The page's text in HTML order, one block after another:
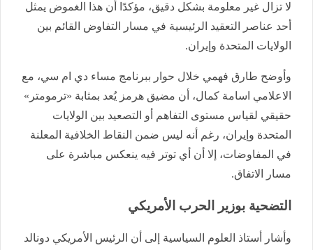
لا تزال غير معلومة بشكل دقيق، مؤكدًا أن هذا الغموض يمثل
أحد عناصر التعقيد الرئيسية في مسار التفاوض القائم بين
الولايات المتحدة وإيران.
وأوضح طارق فهمي خلال حوار ببرنامج مساء دي ام سي، مع
الاعلامي اسامة كمال، أن مضيق هرمز يُعد بمثابة «ترمومتر»
حقيقي لقياس مستوى التفاهم أو التصعيد بين الولايات
المتحدة وإيران، رغم أنه ليس ضمن النقاط الخلافية المعلنة
في المفاوضات، إلا أن أي توتر فيه ينعكس مباشرة على
مسار الاتفاق.
التضحية بوزير الحرب الأمريكي
وأشار أستاذ العلوم السياسية إلى أن الرئيس الأمريكي دونالد